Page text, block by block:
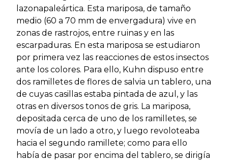
lazonapaleártica. Esta mariposa, de tamaño
medio (60 a 70 mm de envergadura) vive en
zonas de rastrojos, entre ruinas y en las
escarpaduras. En esta mariposa se estudiaron
por primera vez las reacciones de estos insectos
ante los colores. Para ello, Kuhn dispuso entre
dos ramilletes de flores de salvia un tablero, una
de cuyas casillas estaba pintada de azul, y las
otras en diversos tonos de gris. La mariposa,
depositada cerca de uno de los ramilletes, se
movía de un lado a otro, y luego revoloteaba
hacia el segundo ramillete; como para ello
había de pasar por encima del tablero, se dirigía